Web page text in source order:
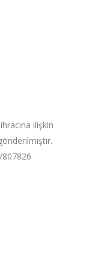
ilişkin